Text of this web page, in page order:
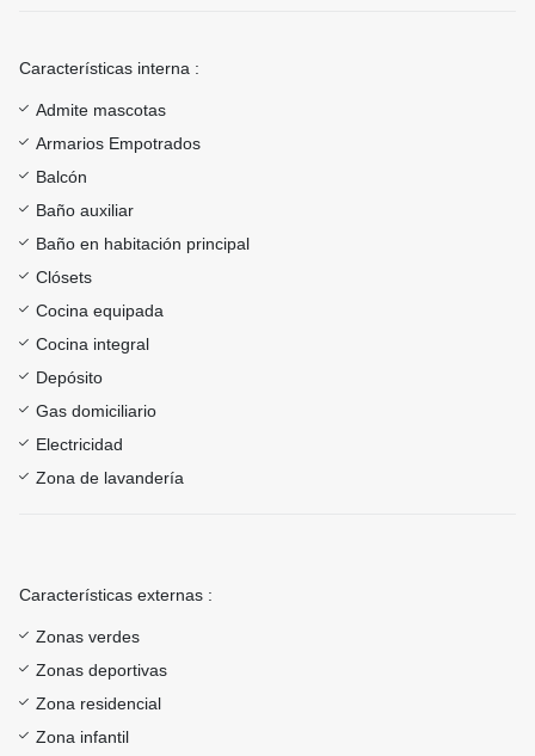
Características interna :
Admite mascotas
Armarios Empotrados
Balcón
Baño auxiliar
Baño en habitación principal
Clósets
Cocina equipada
Cocina integral
Depósito
Gas domiciliario
Electricidad
Zona de lavandería
Características externas :
Zonas verdes
Zonas deportivas
Zona residencial
Zona infantil